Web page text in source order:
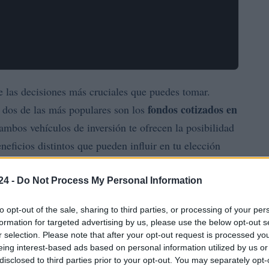
- Do Not Process My Personal Information
opt-out of the sale, sharing to third parties, or processing of your
for targeted advertising by us, please use the below opt-out
selection. Please note that after your opt-out request is processed
interest-based ads based on personal information utilized by us
to third parties prior to your opt-out. You may separately
decisiones más cruciales que puedes tomar.
de las más populares son los fondos cotizados en
vehículos de inversión te ofrecen la posibilidad
distintos que pueden influir en tu elección
que se negocian en las bolsas de valores, de
replicar el rendimiento de un índice específico,
una combinación de ambos. Una de las principales